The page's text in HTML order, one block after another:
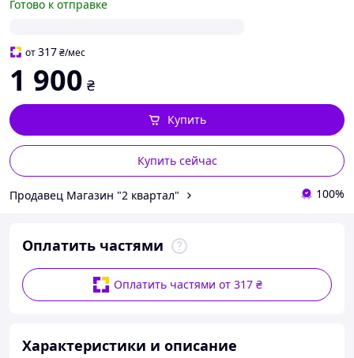
Готово к отправке
от317₴/мес
1 900 ₴
Купить сейчас
Купить
Продавец Магазин "2 квартал" 100%
Оплатить частями
Оплатить частями от 317 ₴
Характеристики и описание